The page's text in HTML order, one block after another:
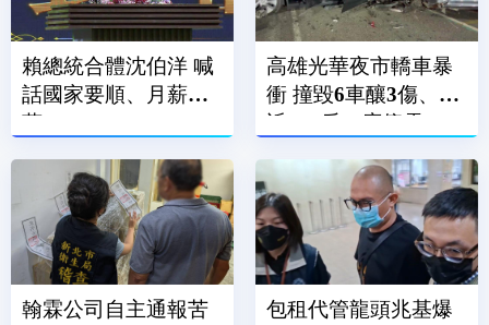
賴總統合體沈伯洋 喊
話國家要順、月薪破3
萬
高雄光華夜市轎車暴
衝 撞毀6車釀3傷、附
近600戶一度停電
翰霖公司自主通報苦
包租代管龍頭兆基爆